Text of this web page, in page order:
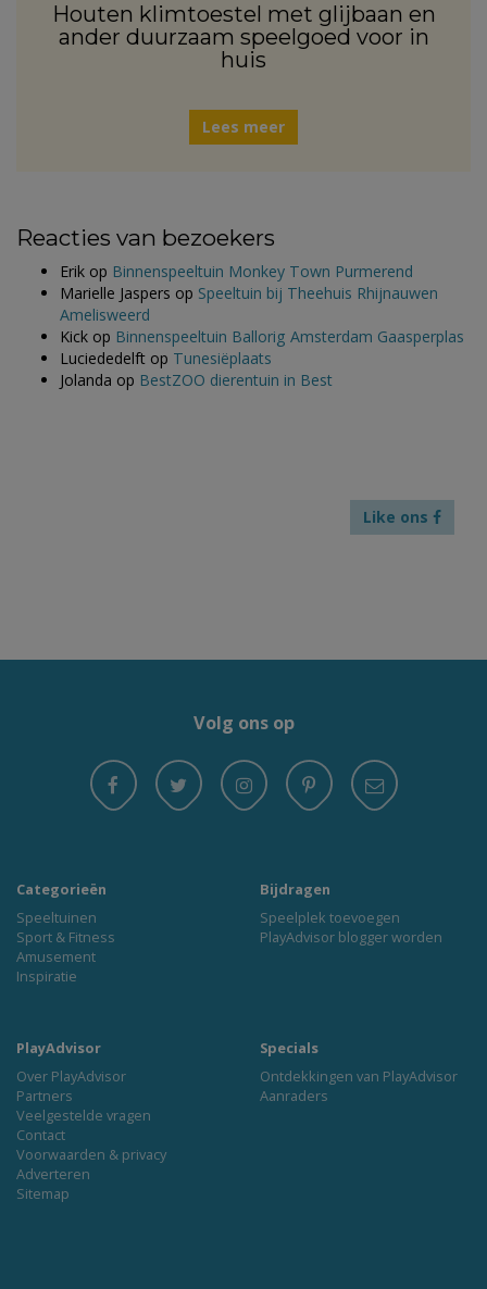
Houten klimtoestel met glijbaan en
ander duurzaam speelgoed voor in
huis
Lees meer
Reacties van bezoekers
Erik op Binnenspeeltuin Monkey Town Purmerend
Marielle Jaspers op Speeltuin bij Theehuis Rhijnauwen
Amelisweerd
Kick op Binnenspeeltuin Ballorig Amsterdam Gaasperplas
Luciededelft op Tunesiëplaats
Jolanda op BestZOO dierentuin in Best
Like ons
Volg ons op
Categorieën
Speeltuinen
Sport & Fitness
Amusement
Inspiratie
Bijdragen
Speelplek toevoegen
PlayAdvisor blogger worden
PlayAdvisor
Over PlayAdvisor
Partners
Veelgestelde vragen
Contact
Voorwaarden & privacy
Adverteren
Sitemap
Specials
Ontdekkingen van PlayAdvisor
Aanraders